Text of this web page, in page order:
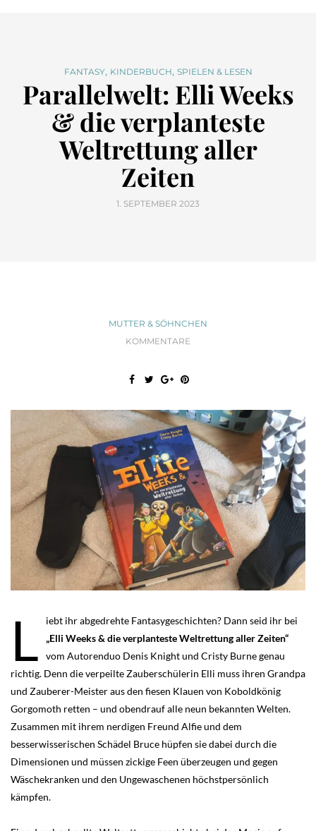
FANTASY, KINDERBUCH, SPIELEN & LESEN
Parallelwelt: Elli Weeks
& die verplanteste
Weltrettung aller
Zeiten
1. SEPTEMBER 2023
MUTTER & SÖHNCHEN
KOMMENTARE
L
iebt ihr abgedrehte Fantasygeschichten? Dann seid ihr bei
„Elli Weeks & die verplanteste Weltrettung aller Zeiten“
vom Autorenduo Denis Knight und Cristy Burne genau
richtig. Denn die verpeilte Zauberschülerin Elli muss ihren Grandpa
und Zauberer-Meister aus den fiesen Klauen von Koboldkönig
Gorgomoth retten – und obendrauf alle neun bekannten Welten.
Zusammen mit ihrem nerdigen Freund Alfie und dem
besserwisserischen Schädel Bruce hüpfen sie dabei durch die
Dimensionen und müssen zickige Feen überzeugen und gegen
Wäschekranken und den Ungewaschenen höchstpersönlich
kämpfen.